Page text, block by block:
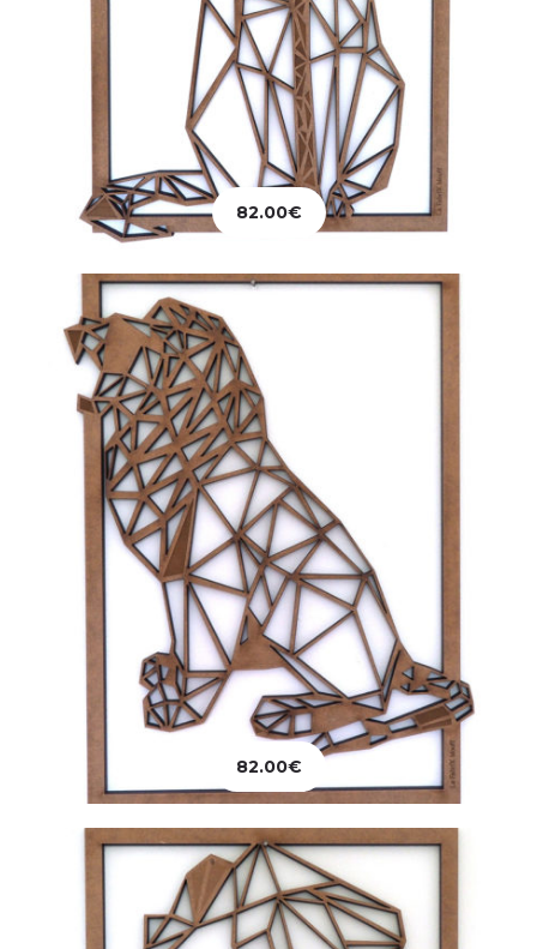
Ajouter au panier
82.00€
Ajouter au panier
Décoration
Tableau Lion Rugissant
82.00€
Décoration
Tableau Tête de Lion
82.00€